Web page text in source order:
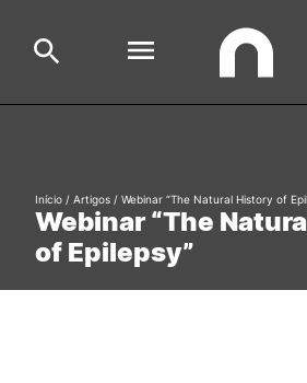
Cursos
Formative Offer
Webinar “The
of Epilepsy”
Início / Artigos / Webinar “The Natural History of